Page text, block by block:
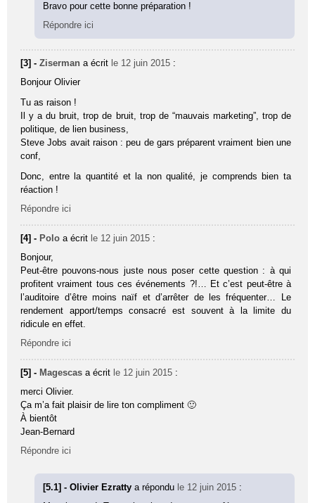
Bravo pour cette bonne préparation !
Répondre ici
[3] -Ziserman a écrit le 12 juin 2015 :
Bonjour Olivier
Tu as raison !
Il y a du bruit, trop de bruit, trop de “mauvais marketing”, trop de
politique, de lien business,
Steve Jobs avait raison : peu de gars préparent vraiment bien une
conf,
Donc, entre la quantité et la non qualité, je comprends bien ta
réaction !
Répondre ici
[4] - Polo a écrit le 12 juin 2015 :
Bonjour,
Peut-être pouvons-nous juste nous poser cette question : à qui
profitent vraiment tous ces événements ?!… Et c’est peut-être à
l’auditoire d’être moins naïf et d’arrêter de les fréquenter… Le
rendement apport/temps consacré est souvent à la limite du
ridicule en effet.
Répondre ici
[5] - Magescas a écrit le 12 juin 2015 :
merci Olivier.
Ça m’a fait plaisir de lire ton compliment 🙂
À bientôt
Jean-Bernard
Répondre ici
[5.1] - Olivier Ezrattya répondu le 12 juin 2015 :